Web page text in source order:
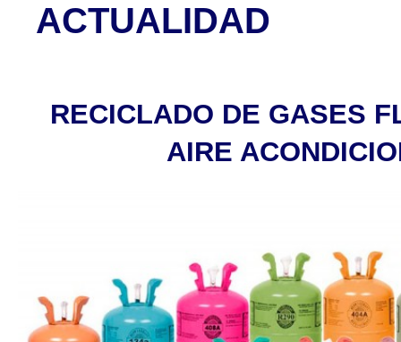
ACTUALIDAD
RECICLADO DE GASES
AIRE